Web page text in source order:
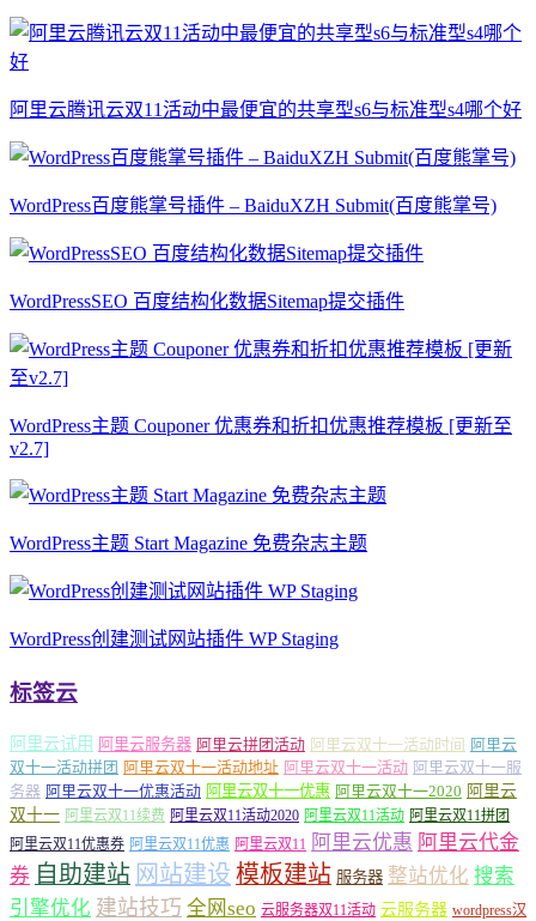
阿里云腾讯云双11活动中最便宜的共享型s6与标准型s4哪个好
WordPress百度熊掌号插件 – BaiduXZH Submit(百度熊掌号)
WordPressSEO 百度结构化数据Sitemap提交插件
WordPress主题 Couponer 优惠券和折扣优惠推荐模板 [更新至
v2.7]
WordPress主题 Start Magazine 免费杂志主题
WordPress创建测试网站插件 WP Staging
标签云
阿里云试用 阿里云服务器 阿里云拼团活动 阿里云双十一活动时间 阿里云
双十一活动拼团 阿里云双十一活动地址 阿里云双十一活动 阿里云双十一服
务器 阿里云双十一优惠活动 阿里云双十一优惠 阿里云双十一2020 阿里云
双十一 阿里云双11续费 阿里云双11活动2020 阿里云双11活动 阿里云双11拼团
阿里云双11优惠券 阿里云双11优惠 阿里云双11 阿里云优惠 阿里云代金
券 自助建站 网站建设 模板建站 服务器 整站优化 搜索
引擎优化 建站技巧 全网seo 云服务器双11活动 云服务器 wordpress汉